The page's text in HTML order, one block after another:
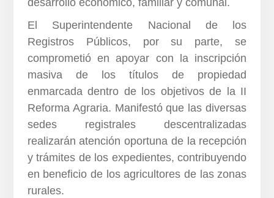
desarrollo económico, familiar y comunal.
El Superintendente Nacional de los
Registros Públicos, por su parte, se
comprometió en apoyar con la inscripción
masiva de los títulos de propiedad
enmarcada dentro de los objetivos de la II
Reforma Agraria. Manifestó que las diversas
sedes registrales descentralizadas
realizarán atención oportuna de la recepción
y trámites de los expedientes, contribuyendo
en beneficio de los agricultores de las zonas
rurales.